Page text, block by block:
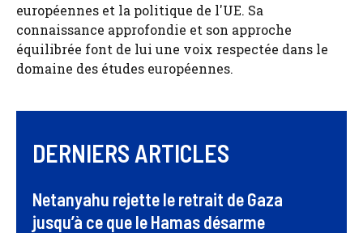
européennes et la politique de l'UE. Sa
connaissance approfondie et son approche
équilibrée font de lui une voix respectée dans le
domaine des études européennes.
DERNIERS ARTICLES
Netanyahu rejette le retrait de Gaza
jusqu’à ce que le Hamas désarme